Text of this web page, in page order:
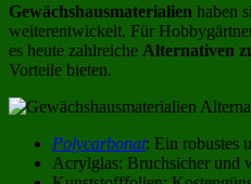
Gewächshausmaterialien haben
weiterentwickelt. Für
es heute zahlreiche Alternativen
Vorteile bieten.
Polycarbonat: Ein robustes
Acrylglas: Bruchsicher und